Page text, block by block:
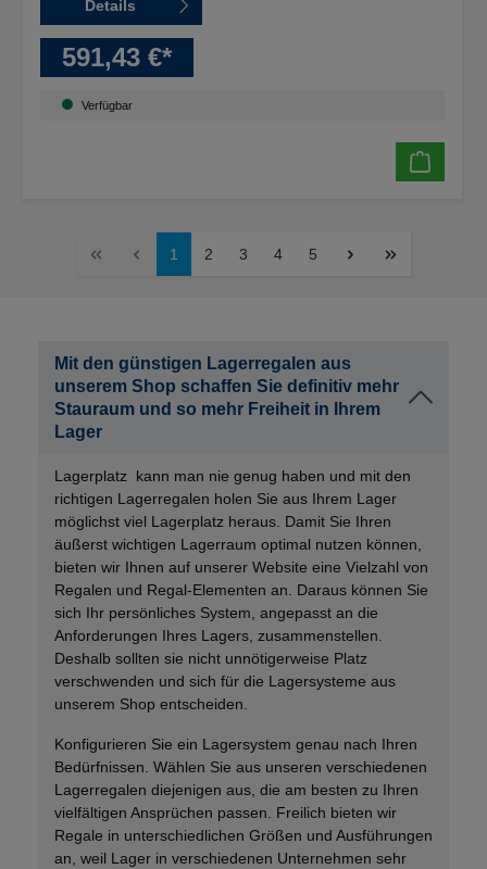
Details
591,43 €*
Verfügbar
1 2 3 4 5
Mit den günstigen Lagerregalen aus
unserem Shop schaffen Sie definitiv mehr
Stauraum und so mehr Freiheit in Ihrem
Lager
Lagerplatz kann man nie genug haben und mit den
richtigen Lagerregalen holen Sie aus Ihrem Lager
möglichst viel Lagerplatz heraus. Damit Sie Ihren
äußerst wichtigen Lagerraum optimal nutzen können,
bieten wir Ihnen auf unserer Website eine Vielzahl von
Regalen und Regal-Elementen an. Daraus können Sie
sich Ihr persönliches System, angepasst an die
Anforderungen Ihres Lagers, zusammenstellen.
Deshalb sollten sie nicht unnötigerweise Platz
verschwenden und sich für die Lagersysteme aus
unserem Shop entscheiden.
Konfigurieren Sie ein Lagersystem genau nach Ihren
Bedürfnissen. Wählen Sie aus unseren verschiedenen
Lagerregalen diejenigen aus, die am besten zu Ihren
vielfältigen Ansprüchen passen. Freilich bieten wir
Regale in unterschiedlichen Größen und Ausführungen
an, weil Lager in verschiedenen Unternehmen sehr